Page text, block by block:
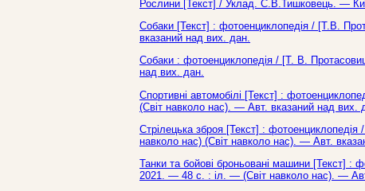
Рослини [Текст] / Уклад. С.В.Тишковець. —
Собаки [Текст] : фотоенциклопедія / [Т.В.
вказаний над вих. дан.
Собаки : фотоенциклопедія / [Т. В.
над вих. дан.
Спортивні автомобілі [Текст] :
(Світ навколо нас). — Авт. вказаний над вих.
Стрілецька зброя [Текст] :
навколо нас) (Світ навколо нас). — Авт.
Танки та бойові броньовані машини [Текст] :
2021. — 48 с. : іл. — (Світ навколо нас). —